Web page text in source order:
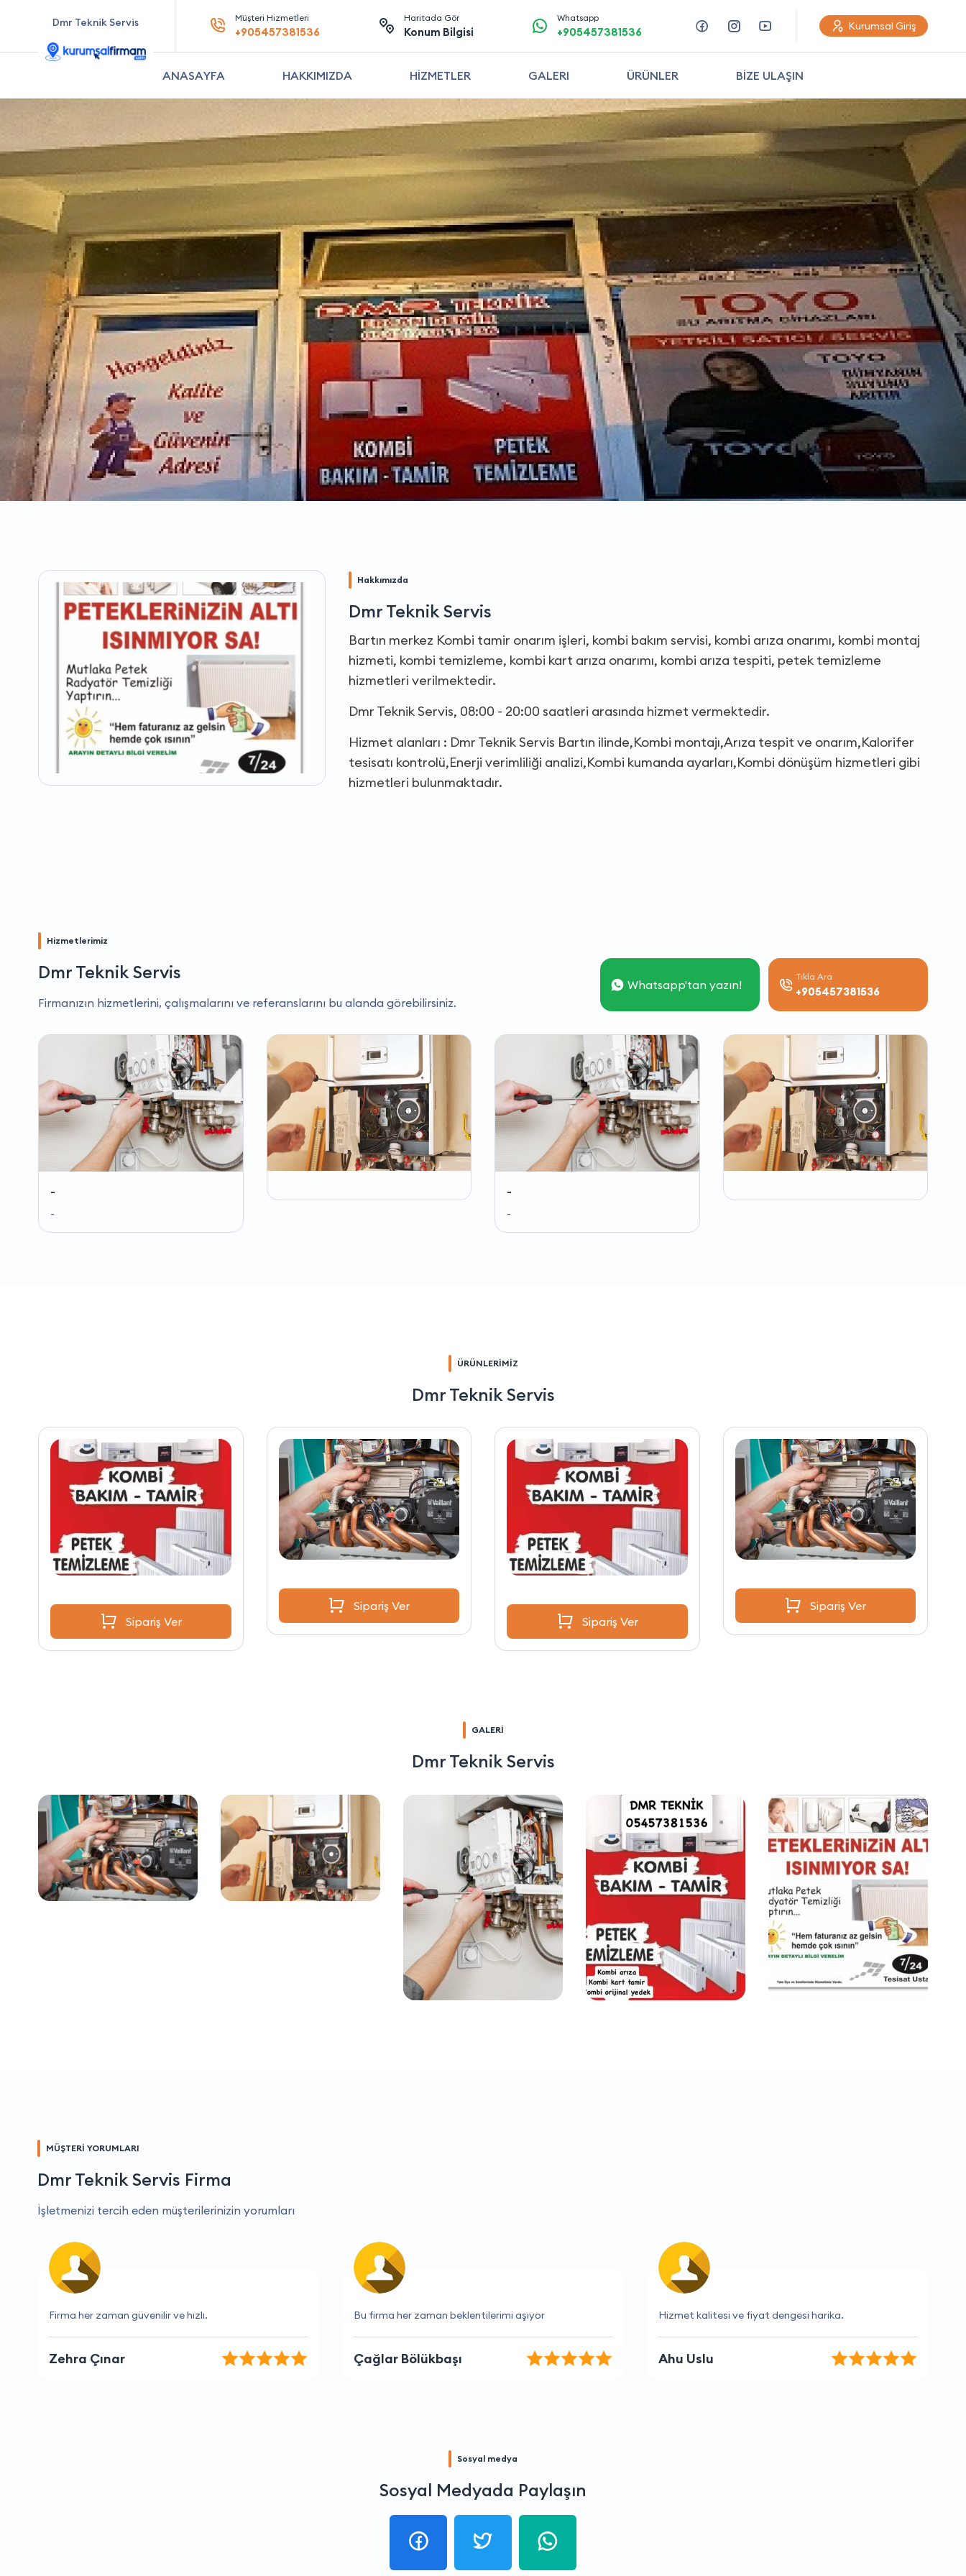
Dmr Teknik Servis Müşteri Hizmetleri
+905457381536
Haritada Gör
Konum Bilgisi
Whatsapp
+905457381536 Kurumsal Giriş
ANASAYFA HAKKIMIZDA HİZMETLER GALERI ÜRÜNLER BİZE ULAŞIN
Hakkımızda
Dmr Teknik Servis
Bartın merkez Kombi tamir onarım işleri, kombi bakım servisi, kombi arıza onarımı, kombi montaj
hizmeti, kombi temizleme, kombi kart arıza onarımı, kombi arıza tespiti, petek temizleme
hizmetleri verilmektedir.
Dmr Teknik Servis, 08:00 - 20:00 saatleri arasında hizmet vermektedir.
Hizmet alanları : Dmr Teknik Servis Bartın ilinde,Kombi montajı,Arıza tespit ve onarım,Kalorifer
tesisatı kontrolü,Enerji verimliliği analizi,Kombi kumanda ayarları,Kombi dönüşüm hizmetleri gibi
hizmetleri bulunmaktadır.
Hizmetlerimiz
Dmr Teknik Servis
Firmanızın hizmetlerini, çalışmalarını ve referanslarını bu alanda görebilirsiniz.
Whatsapp'tan yazın!
Tıkla Ara
+905457381536
ÜRÜNLERİMİZ
Dmr Teknik Servis
Sipariş Ver
Sipariş Ver
Sipariş Ver
Sipariş Ver
GALERİ
Dmr Teknik Servis
MÜŞTERİ YORUMLARI
Dmr Teknik Servis Firma
İşletmenizi tercih eden müşterilerinizin yorumları
Bu firma her zaman beklentilerimi aşıyor
Çağlar Bölükbaşı
Hizmet kalitesi ve fiyat dengesi harika.
Ahu Uslu
Firma her zaman güvenilir ve hızlı.
Zehra Çınar
Sosyal medya
Sosyal Medyada Paylaşın